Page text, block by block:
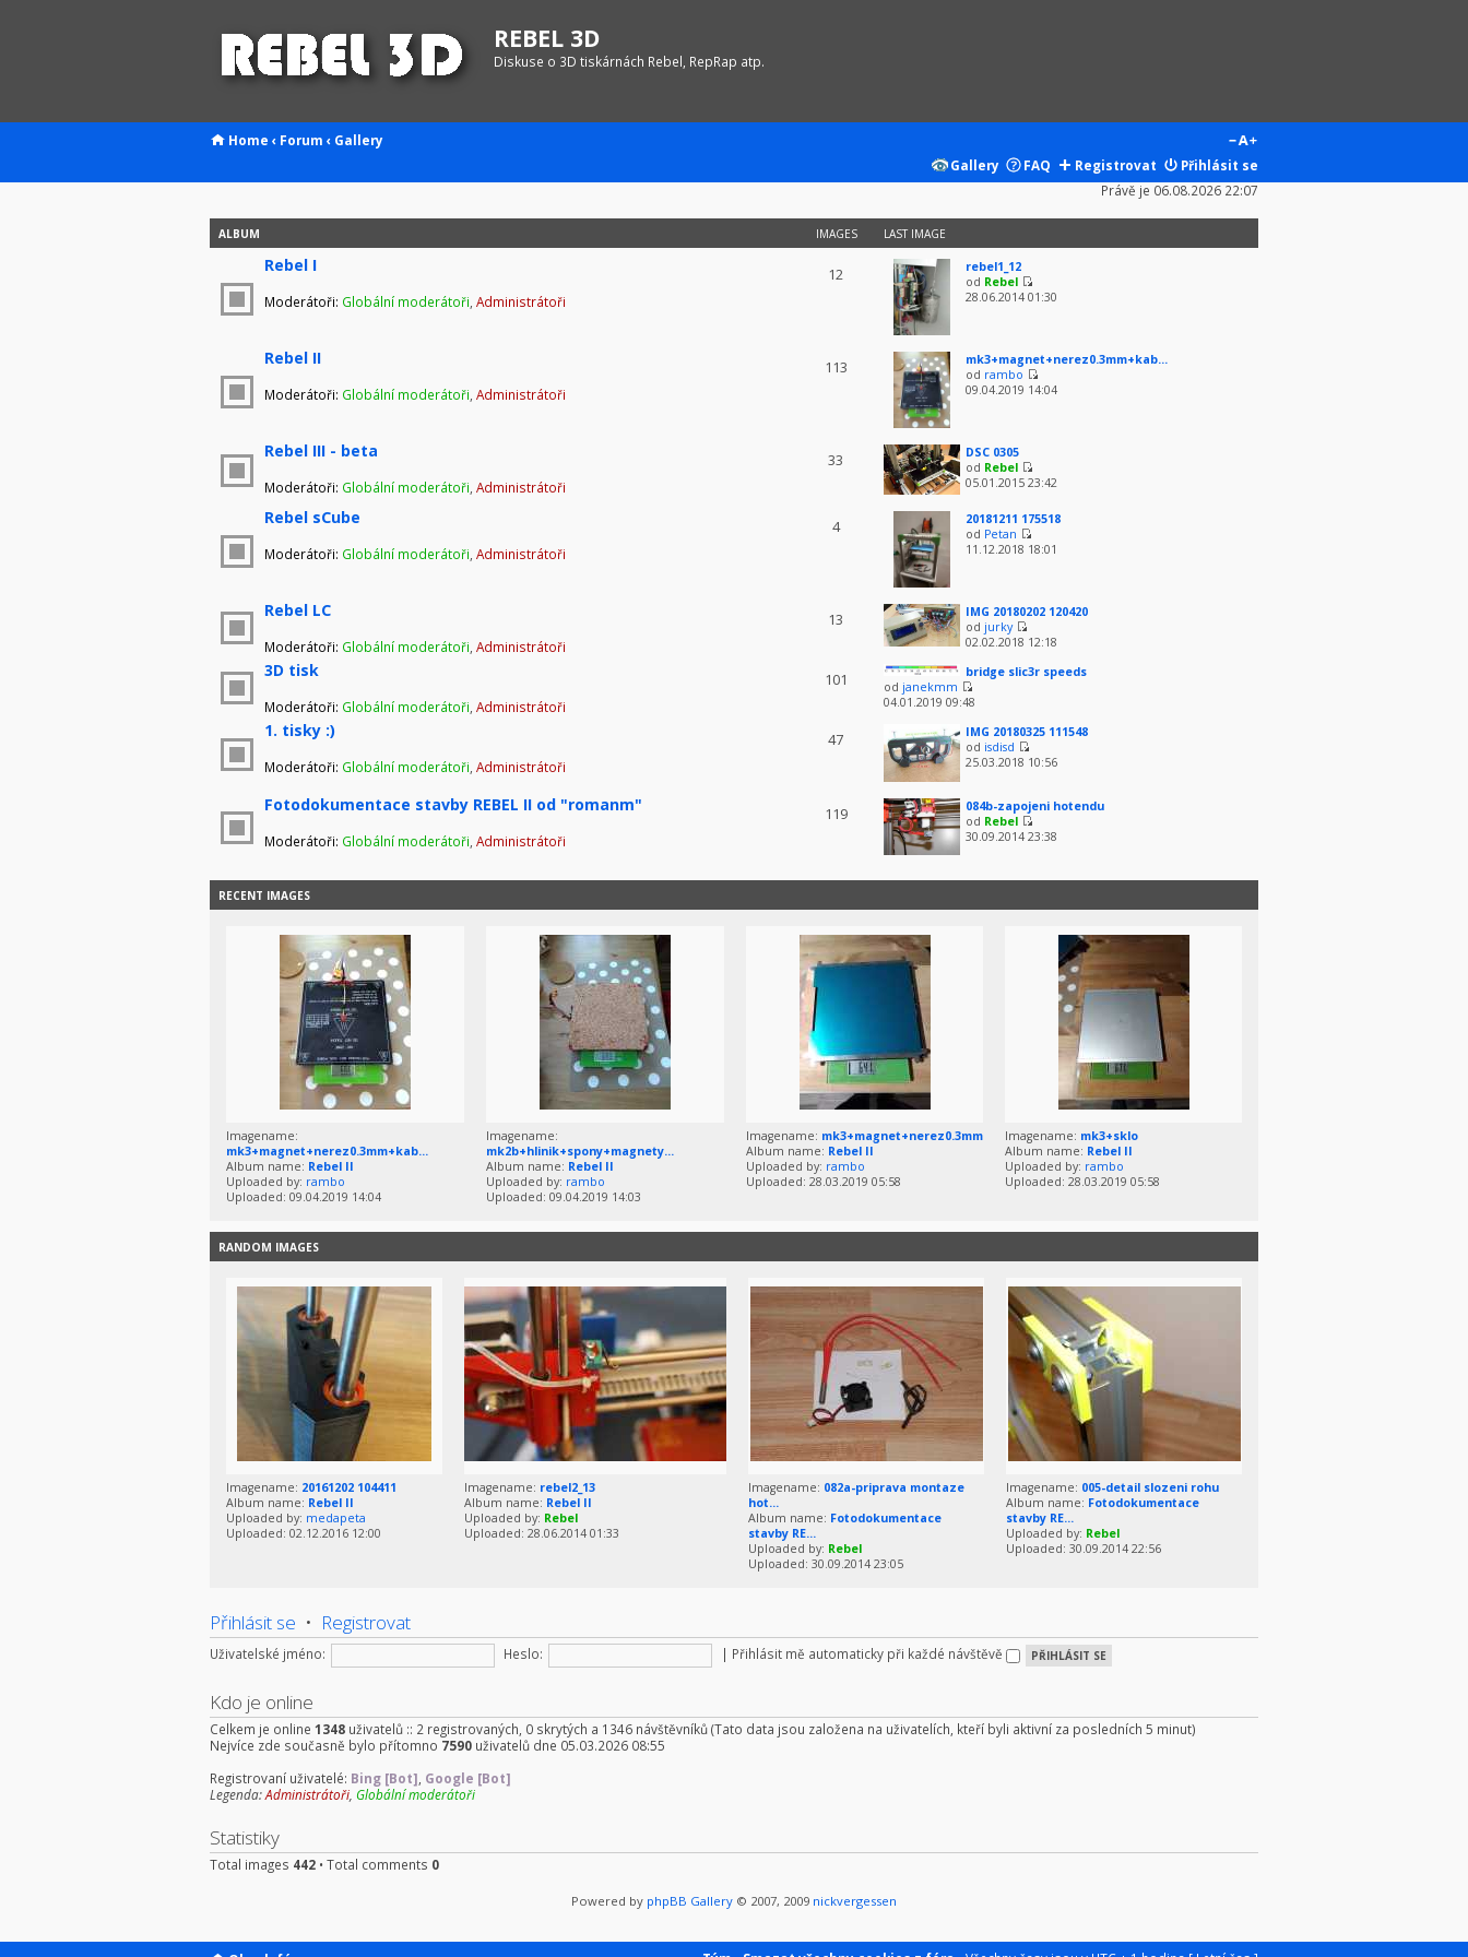
REBEL 3D
Diskuse o 3D tiskárnách Rebel, RepRap atp.
Home ‹ Forum ‹ Gallery
Gallery
FAQ Registrovat
Přihlásit se
Právě je 06.08.2026 22:07
ALBUM IMAGES LAST IMAGE
Rebel I
Moderátoři: Globální moderátoři Administrátoři
12
rebel1_12
od Rebel
28.06.2014 01:30
Rebel II
Moderátoři: Globální moderátoři Administrátoři
113
mk3+magnet+nerez0.3mm+kab...
od rambo
09.04.2019 14:04
Rebel III - beta
Moderátoři: Globální moderátoři Administrátoři
33
DSC 0305
od Rebel
05.01.2015 23:42
Rebel sCube
Moderátoři: Globální moderátoři Administrátoři
4
20181211 175518
od Petan
11.12.2018 18:01
Rebel LC
Moderátoři: Globální moderátoři Administrátoři
13
IMG 20180202 120420
od jurky
02.02.2018 12:18
3D tisk
Moderátoři: Globální moderátoři Administrátoři
101
bridge slic3r speeds
od janekmm
04.01.2019 09:48
1. tisky :)
Moderátoři: Globální moderátoři Administrátoři
47
IMG 20180325 111548
od isdisd
25.03.2018 10:56
Fotodokumentace stavby REBEL II od "romanm"
Moderátoři: Globální moderátoři Administrátoři
119
084b-zapojeni hotendu
od Rebel
30.09.2014 23:38
RECENT IMAGES
Imagename:
mk3+magnet+nerez0.3mm+kab...
Album name: Rebel II
Uploaded by: rambo
Uploaded: 09.04.2019 14:04
Imagename:
mk2b+hlinik+spony+magnety...
Album name: Rebel II
Uploaded by: rambo
Uploaded: 09.04.2019 14:03
Imagename: mk3+magnet+nerez0.3mm
Album name: Rebel II
Uploaded by: rambo
Uploaded: 28.03.2019 05:58
Imagename: mk3+sklo
Album name: Rebel II
Uploaded by: rambo
Uploaded: 28.03.2019 05:58
RANDOM IMAGES
Imagename: 20161202 104411
Album name: Rebel II
Uploaded by: medapeta
Uploaded: 02.12.2016 12:00
Imagename: rebel2_13
Album name: Rebel II
Uploaded by: Rebel
Uploaded: 28.06.2014 01:33
Imagename: 082a-priprava montaze
hot...
Album name: Fotodokumentace
stavby RE...
Uploaded by: Rebel
Uploaded: 30.09.2014 23:05
Imagename: 005-detail slozeni rohu
Album name: Fotodokumentace
stavby RE...
Uploaded by: Rebel
Uploaded: 30.09.2014 22:56
Přihlásit se • Registrovat
Uživatelské jméno: Heslo: | Přihlásit mě automaticky při každé návštěvě
Kdo je online
Celkem je online 1348 uživatelů :: 2 registrovaných, 0 skrytých a 1346 návštěvníků (Tato data jsou založena na uživatelích, kteří byli aktivní za posledních 5 minut)
Nejvíce zde současně bylo přítomno 7590 uživatelů dne 05.03.2026 08:55
Registrovaní uživatelé: Bing [Bot] Google [Bot]
Legenda:Administrátoři Globální moderátoři
Statistiky
Total images 442 • Total comments 0
Powered by phpBB Gallery © 2007, 2009 nickvergessen